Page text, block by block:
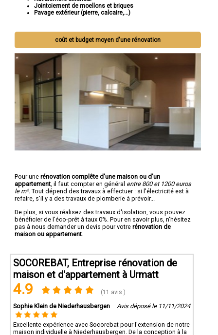
Jointoiement de moellons et briques
Pavage extérieur (pierre, calcaire,...)
coût et budget moyen d'une rénovation
Pour une rénovation complête d'une maison ou d'un
appartement , il faut compter en général entre 800 et 1200 euros
le m². Tout dépend des travaux à effectuer : si l'électricité est à
refaire, s'il y a des travaux de plomberie à prévoir...
De plus, si vous réalisez des travaux d'isolation, vous pouvez
bénéficier de l'éco-prêt à taux 0%. Pour en savoir plus, n'hésitez
pas à nous demander un devis pour votre rénovation de
maison ou appartement
SOCOREBAT, Entreprise rénovation de
maison et d'appartement à Urmatt
4.9 (11 avis )
Sophie Klein de Niederhausbergen Avis déposé le 11/11/2024
Excellente expérience avec Socorebat pour l'extension de notre
maison individuelle à Niederhausbergen. De la conception à la